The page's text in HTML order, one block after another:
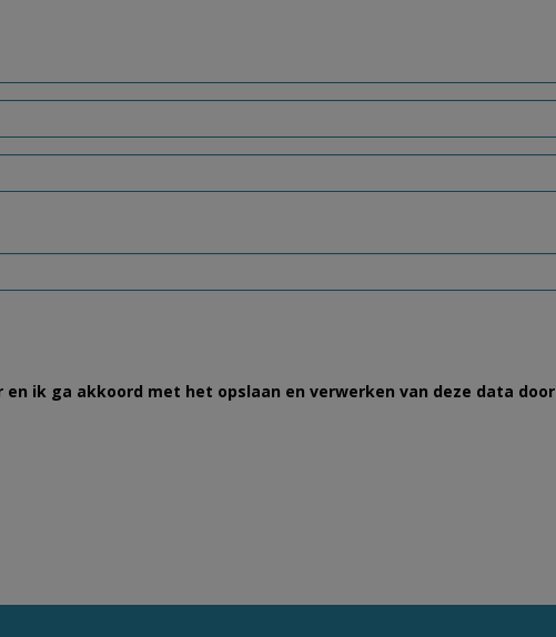
en ik ga akkoord met het opslaan en verwerken van deze data door